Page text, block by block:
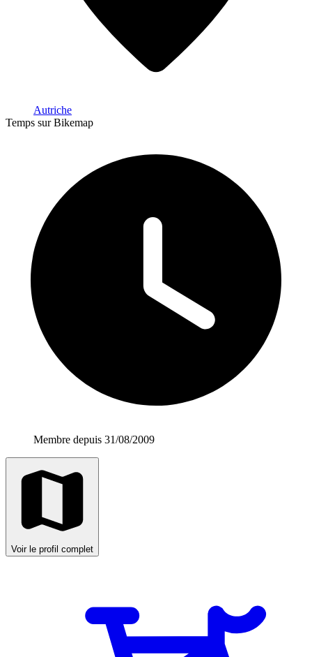
Autriche
Temps sur Bikemap
Membre depuis 31/08/2009
Voir le profil complet